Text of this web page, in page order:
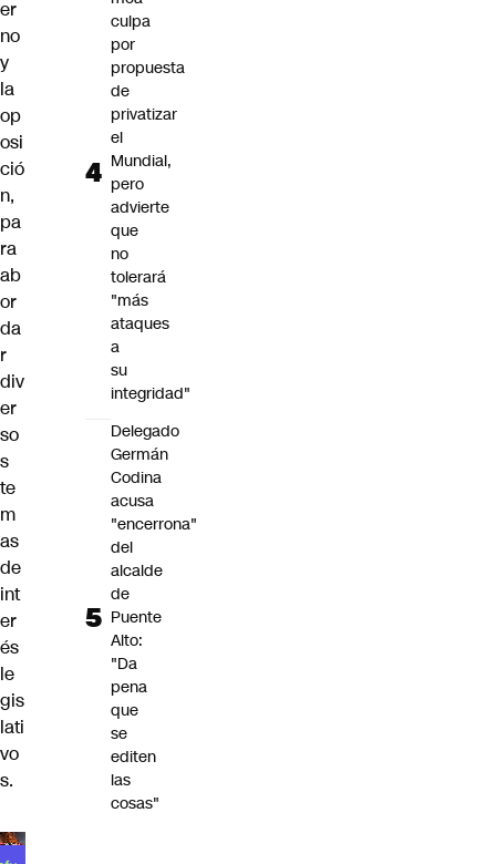
er
no
y
la
op
osi
ció
n,
pa
ra
ab
or
da
r
div
er
so
s
te
m
as
de
int
er
és
le
gis
lati
vo
s.
culpa
por
propuesta
de
privatizar
el
Mundial,
pero
advierte
que
no
tolerará
"más
ataques
a
su
integridad"
Delegado
Germán
Codina
acusa
"encerrona"
del
alcalde
de
Puente
Alto:
"Da
pena
que
se
editen
las
cosas"